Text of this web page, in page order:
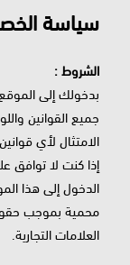
سياسة
الشروط :
بدخولك إلى
جميع القوانين
الامتثال لأي
إذا كنت لا توافق
الدخول إلى هذا
محمية بموجب
العلامات التجارية.